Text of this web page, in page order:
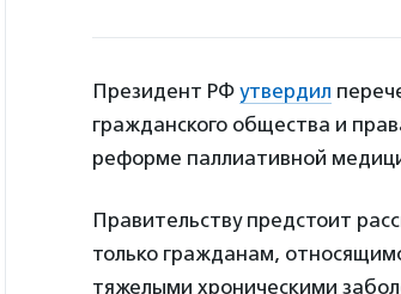
Президент РФ утвердил
гражданского общества и
реформе паллиативной
Правительству предстоит
только гражданам,
тяжелыми хроническими